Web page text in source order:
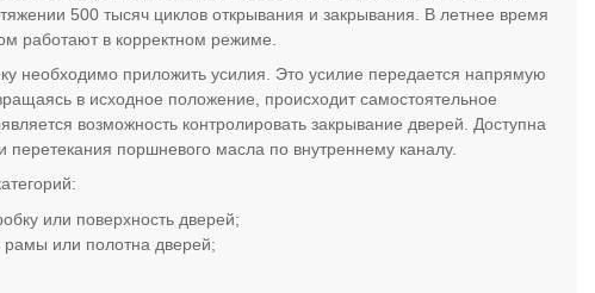
500 тысяч циклов открывания и закрывания. В летнее время
работают в корректном режиме.
необходимо приложить усилия. Это усилие передается напрямую
в исходное положение, происходит самостоятельное
возможность контролировать закрывание дверей. Доступна
поршневого масла по внутреннему каналу.
или поверхность дверей;
рамы или полотна дверей;